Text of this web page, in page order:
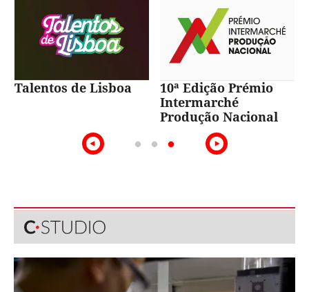
Talentos de Lisboa
10ª Edição Prémio
Intermarché
Produção Nacional